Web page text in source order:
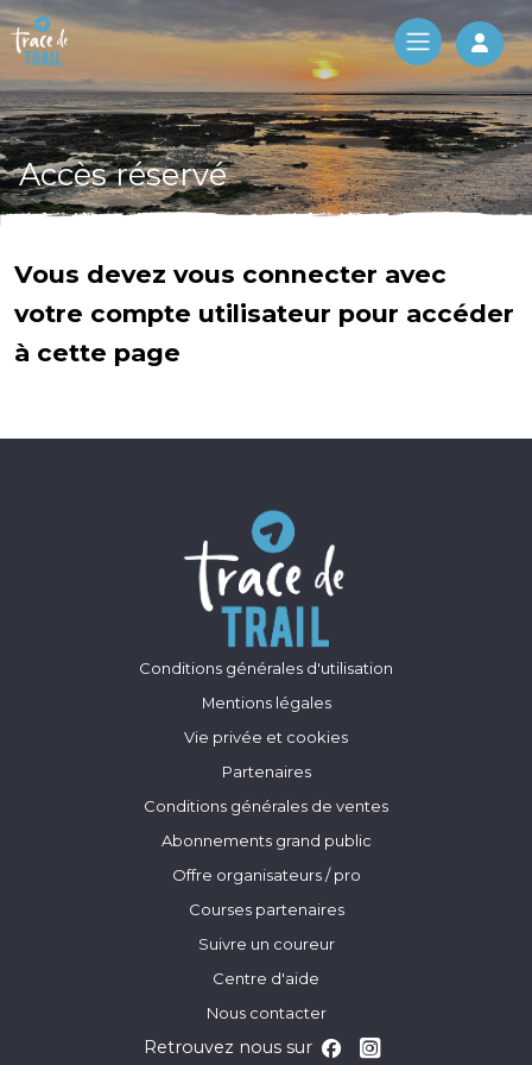
Log
Accès réservé
Vous devez vous connecter avec
votre compte utilisateur pour accéder
à cette page
Conditions générales d'utilisation
Mentions légales
Vie privée et cookies
Partenaires
Conditions générales de ventes
Abonnements grand public
Offre organisateurs / pro
Courses partenaires
Suivre un coureur
Centre d'aide
Nous contacter
Retrouvez nous sur